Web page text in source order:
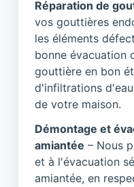
Réparation de
vos gouttières
les éléments
bonne évacuation
gouttière en bon
d'infiltrations
de votre maison.
Démontage et
amiantée – Nous
et à l'évacuation
amiantée, en